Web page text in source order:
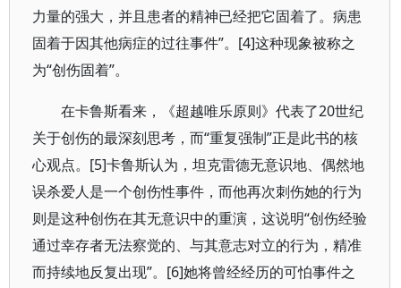
力量的强大，并且患者的精神已经把它固着了。病患
固着于因其他病症的过往事件”。[4]这种现象被称之
为“创伤固着”。
在卡鲁斯看来，《超越唯乐原则》代表了20世纪
关于创伤的最深刻思考，而“重复强制”正是此书的核
心观点。[5]卡鲁斯认为，坦克雷德无意识地、偶然地
误杀爱人是一个创伤性事件，而他再次刺伤她的行为
则是这种创伤在其无意识中的重演，这说明“创伤经验
通过幸存者无法察觉的、与其意志对立的行为，精准
而持续地反复出现”。[6]她将曾经经历的可怕事件之